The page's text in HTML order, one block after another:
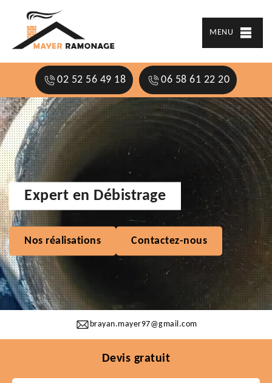
MENU
02 52 56 49 18 06 58 61 22 20
brayan.mayer97@gmail.com
Expert en Débistrage
Nos réalisations Contactez-nous
Devis gratuit